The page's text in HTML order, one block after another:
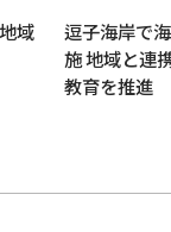
域
逗子海岸で
施 地域と連
教育を推進